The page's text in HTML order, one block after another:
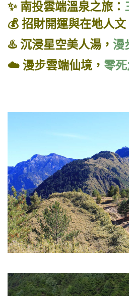
✨ 南投雲端溫泉之旅：
💰 招財開運與在地人文
♨️ 沉浸星空美人湯， 漫
☁️ 漫步雲端仙境， 零